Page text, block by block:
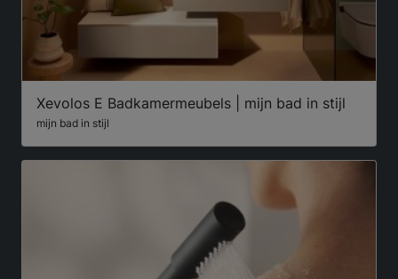
Xevolos E Badkamermeubels | mijn bad in stijl
mijn bad in stijl